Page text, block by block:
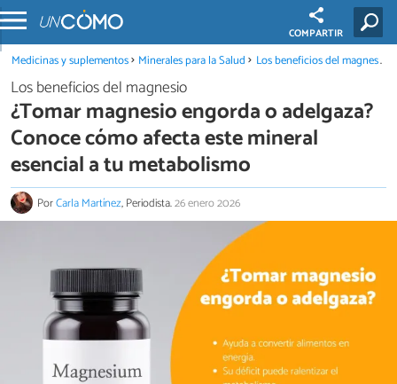
COMPARTIR
Medicinas y suplementos Minerales para la Salud Los beneficios del magnesio
Los beneficios del magnesio
¿Tomar magnesio engorda o adelgaza?
Conoce cómo afecta este mineral
esencial a tu metabolismo
PorCarla Martínez, Periodista.26 enero 2026